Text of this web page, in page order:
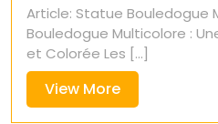
Article: Statue Bouledogue
Bouledogue Multicolore :
et Colorée Les [...]
View MoreView
More